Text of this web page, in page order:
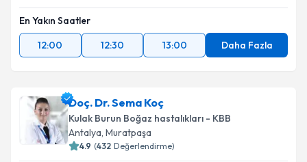
En Yakın Saatler
12:00
12:30 13:00 Daha Fazla
Doç. Dr. Sema Koç
Kulak Burun Boğaz hastalıkları - KBB
Antalya, Muratpaşa
4.9 (432 Değerlendirme)